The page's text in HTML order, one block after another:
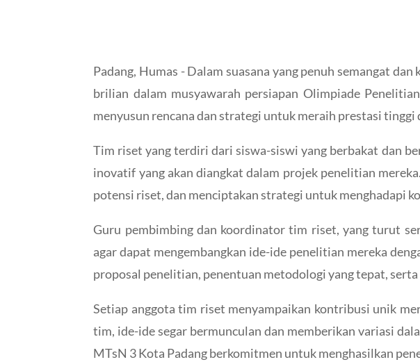
Padang, Humas - Dalam suasana yang penuh semangat
brilian dalam musyawarah persiapan Olimpiade
menyusun rencana dan strategi untuk meraih prestasi
Tim riset yang terdiri dari siswa-siswi yang berbakat dan
inovatif yang akan diangkat dalam projek penelitian
potensi riset, dan menciptakan strategi untuk menghadapi
Guru pembimbing dan koordinator tim riset, yang turut
agar dapat mengembangkan ide-ide penelitian mereka
proposal penelitian, penentuan metodologi yang tepat,
Setiap anggota tim riset menyampaikan kontribusi unik
tim, ide-ide segar bermunculan dan memberikan variasi
MTsN 3 Kota Padang berkomitmen untuk menghasilkan